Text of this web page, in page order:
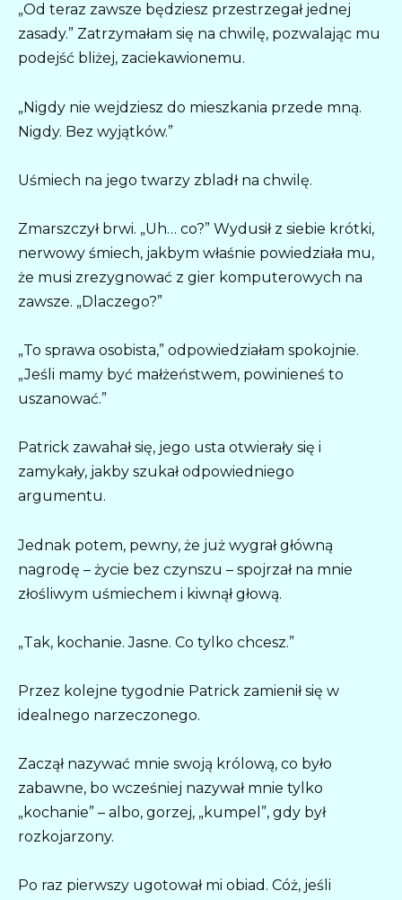
„Od teraz zawsze będziesz przestrzegał jednej
zasady.” Zatrzymałam się na chwilę, pozwalając mu
podejść bliżej, zaciekawionemu.
„Nigdy nie wejdziesz do mieszkania przede mną.
Nigdy. Bez wyjątków.”
Uśmiech na jego twarzy zbladł na chwilę.
Zmarszczył brwi. „Uh… co?” Wydusił z siebie krótki,
nerwowy śmiech, jakbym właśnie powiedziała mu,
że musi zrezygnować z gier komputerowych na
zawsze. „Dlaczego?”
„To sprawa osobista,” odpowiedziałam spokojnie.
„Jeśli mamy być małżeństwem, powinieneś to
uszanować.”
Patrick zawahał się, jego usta otwierały się i
zamykały, jakby szukał odpowiedniego
argumentu.
Jednak potem, pewny, że już wygrał główną
nagrodę – życie bez czynszu – spojrzał na mnie
złośliwym uśmiechem i kiwnął głową.
„Tak, kochanie. Jasne. Co tylko chcesz.”
Przez kolejne tygodnie Patrick zamienił się w
idealnego narzeczonego.
Zaczął nazywać mnie swoją królową, co było
zabawne, bo wcześniej nazywał mnie tylko
„kochanie” – albo, gorzej, „kumpel”, gdy był
rozkojarzony.
Po raz pierwszy ugotował mi obiad. Cóż, jeśli